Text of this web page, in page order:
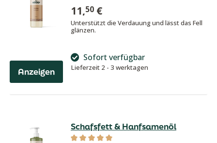
Anzeigen
Durchschnittliche Bewertung von 5
11,50 €
Unterstützt die Verdauung und lässt das Fell
glänzen.
Sofort verfügbar
Lieferzeit 2 - 3 werktagen
Schafsfett & Hanfsamenöl